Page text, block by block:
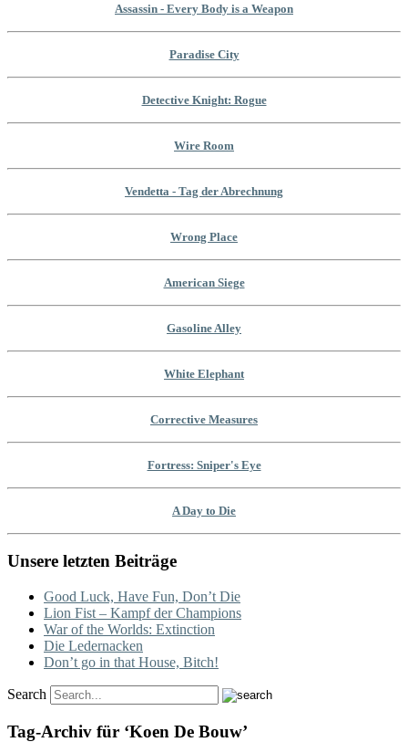
Assassin - Every Body is a Weapon
Paradise City
Detective Knight: Rogue
Wire Room
Vendetta - Tag der Abrechnung
Wrong Place
American Siege
Gasoline Alley
White Elephant
Corrective Measures
Fortress: Sniper's Eye
A Day to Die
Unsere letzten Beiträge
Good Luck, Have Fun, Don’t Die
Lion Fist – Kampf der Champions
War of the Worlds: Extinction
Die Ledernacken
Don’t go in that House, Bitch!
Search
Tag-Archiv für ‘Koen De Bouw’